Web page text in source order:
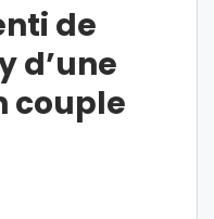
de
d’une
couple